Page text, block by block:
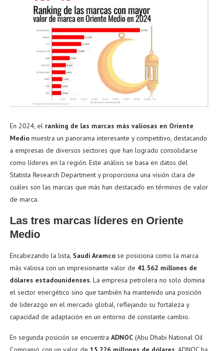
En 2024, el ranking de las marcas más valiosas en Oriente
Medio muestra un panorama interesante y competitivo, destacando
a empresas de diversos sectores que han logrado consolidarse
como líderes en la región. Este análisis se basa en datos del
Statista Research Department y proporciona una visión clara de
cuáles son las marcas que más han destacado en términos de valor
de marca.
Las tres marcas líderes en Oriente
Medio
Encabezando la lista, Saudi Aramco se posiciona como la marca
más valiosa con un impresionante valor de 41.562 millones de
dólares estadounidenses. La empresa petrolera no solo domina
el sector energético sino que también ha mantenido una posición
de liderazgo en el mercado global, reflejando su fortaleza y
capacidad de adaptación en un entorno de constante cambio.
En segunda posición se encuentra ADNOC (Abu Dhabi National Oil